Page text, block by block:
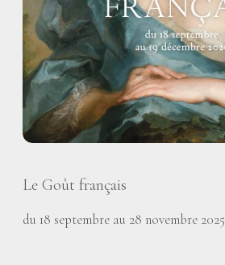
Le Goût français
du 18 septembre au 28 novembre 2025